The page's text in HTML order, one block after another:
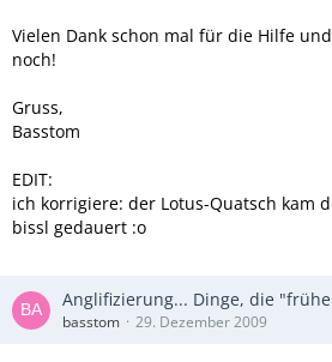
Vielen Dank schon mal für die Hilfe
noch!
Gruss,
Basstom
EDIT:
ich korrigiere: der Lotus-Quatsch kam
bissl gedauert :o
Anglifizierung... Dinge, die
basstom 29. Dezember 2009